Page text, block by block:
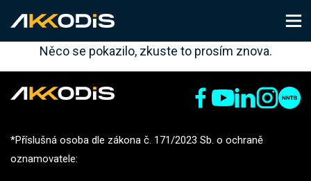
Něco se pokazilo, zkuste to prosím znova.
*Příslušná osoba dle zákona č. 171/2023 Sb. o ochraně
oznamovatele: